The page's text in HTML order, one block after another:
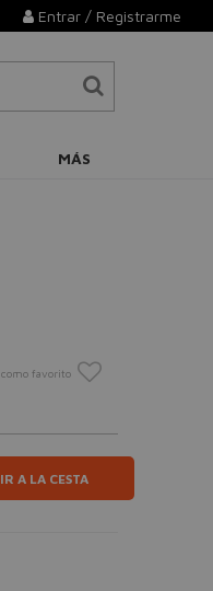
Entrar / Registrarme
MÁS
como favorito
A LA CESTA